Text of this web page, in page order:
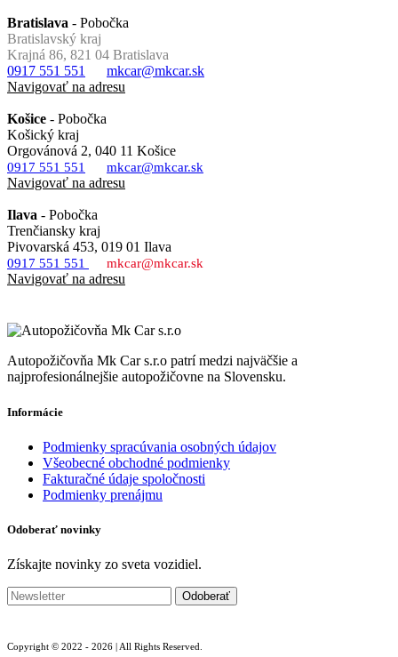
Bratislava - Pobočka
Bratislavský kraj
Krajná 86, 821 04 Bratislava
0917 551 551
mkcar@mkcar.sk
Navigovať na adresu
Košice - Pobočka
Košický kraj
Orgovánová 2, 040 11 Košice
0917 551 551 mkcar@mkcar.sk
Navigovať na adresu
Ilava - Pobočka
Trenčiansky kraj
Pivovarská 453, 019 01 Ilava
0917 551 551 mkcar@mkcar.sk
Navigovať na adresu
Autopožičovňa Mk Car s.r.o patrí medzi najväčšie a
najprofesionálnejšie autopožičovne na Slovensku.
Informácie
Podmienky spracúvania osobných údajov
Všeobecné obchodné podmienky
Fakturačné údaje spoločnosti
Podmienky prenájmu
Odoberať novinky
Získajte novinky zo sveta vozidiel.
Copyright © 2022 - 2026 | All Rights Reserved.